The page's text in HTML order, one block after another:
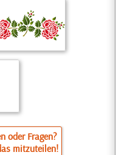
oder Fragen?
mitzuteilen!